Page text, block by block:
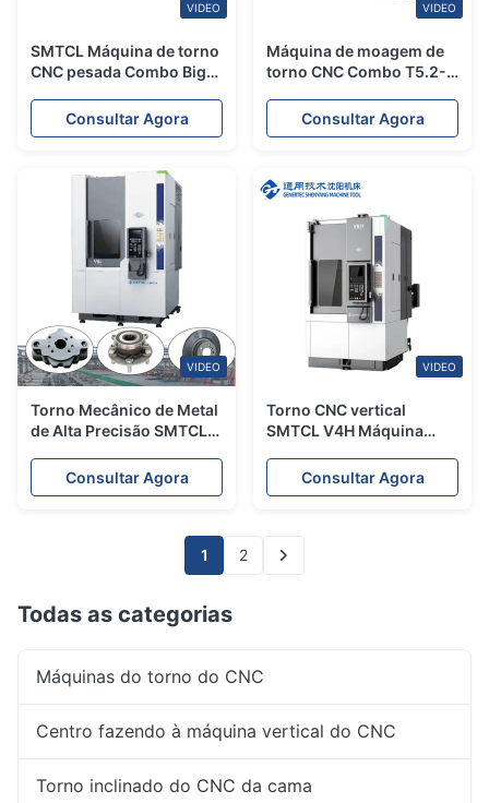
VIDEO
SMTCL Máquina de torno
CNC pesada Combo Big
Flat Bed Horizontal Torno
CNC
Consultar Agora
VIDEO
Máquina de moagem de
torno CNC Combo T5.2-
balanço 560mm Fanuc
Slant Bed Torno CNC
Consultar Agora
VIDEO
Torno Mecânico de Metal
de Alta Precisão SMTCL,
Fresadora e Torno CNC
Vertical
Consultar Agora
VIDEO
Torno CNC vertical
SMTCL V4H Máquina
Combinação de máquina
fresadora de torno
Consultar Agora
1 2
Todas as categorias
Máquinas do torno do CNC
Centro fazendo à máquina vertical do CNC
Torno inclinado do CNC da cama